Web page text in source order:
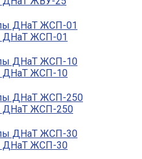
ДНаТ ЖСП-01
ДНаТ ЖСП-10
ДНаТ ЖСП-250
ДНаТ ЖСП-30